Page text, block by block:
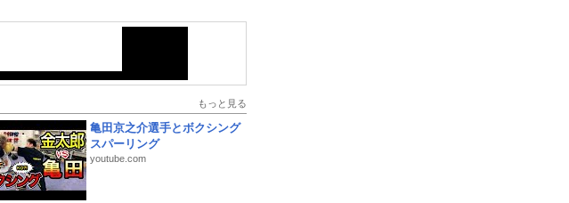
もっと見る
亀田京之介選手とボクシング
スパーリング
youtube.com